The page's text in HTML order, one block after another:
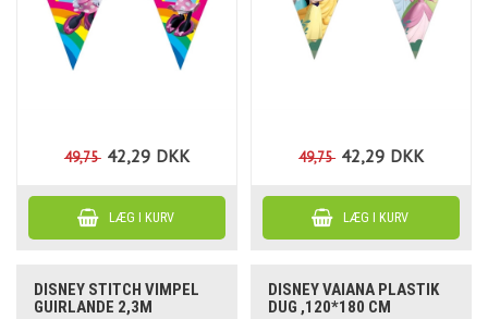
49,75 42,29 DKK 49,75 42,29 DKK
DISNEY STITCH VIMPEL
GUIRLANDE 2,3M
DISNEY VAIANA PLASTIK
DUG ,120*180 CM